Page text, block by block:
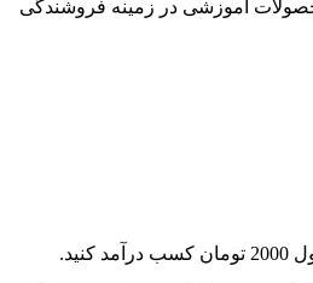
محصولات آموزشی در زمینه فروشندگی
2000 تومان کسب درآمد کنید.